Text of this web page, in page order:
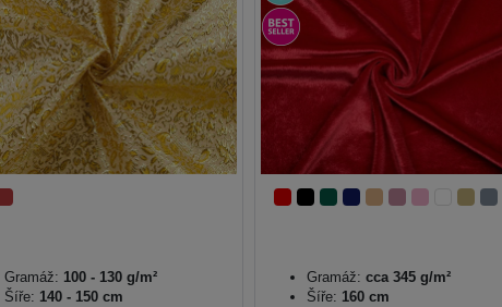
Gramáž: 100 - 130 g/m²
Šíře: 140 - 150 cm
Gramáž: cca 345 g/m²
Šíře: 160 cm